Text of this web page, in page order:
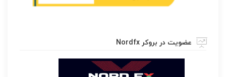
عضویت در بروکر Nordfx